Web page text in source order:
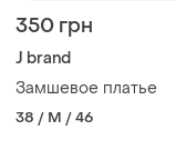
350 грн
J brand
Замшевое платье
38 / M / 46